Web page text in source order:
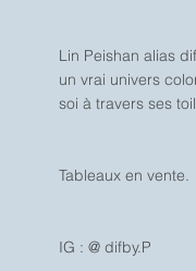
Lin Peishan alias
un vrai univers
soi à travers ses
Tableaux en vente.
IG : @ difby.P